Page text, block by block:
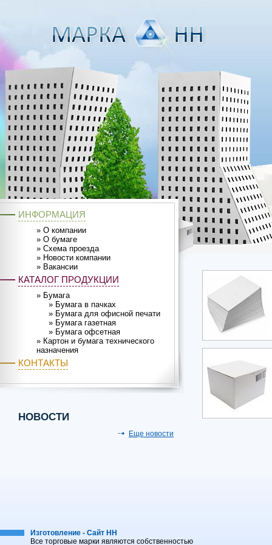
ИНФОРМАЦИЯ
» О компании
» О бумаге
» Схема проезда
» Новости компании
» Вакансии
КАТАЛОГ ПРОДУКЦИИ
» Бумага
» Бумага в пачках
» Бумага для офисной печати
» Бумага газетная
» Бумага офсетная
» Картон и бумага технического
назначения
КОНТАКТЫ
НОВОСТИ
Еще новости
Изготовление - Сайт НН
Все торговые марки являются собственностью